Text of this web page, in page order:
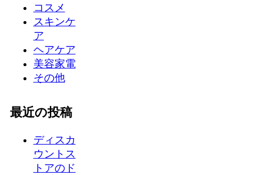
コスメ
スキンケ
ア
ヘアケア
美容家電
その他
最近の投稿
ディスカ
ウントス
トアのド